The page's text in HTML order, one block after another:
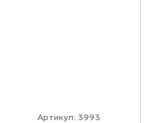
Артикул: 3993